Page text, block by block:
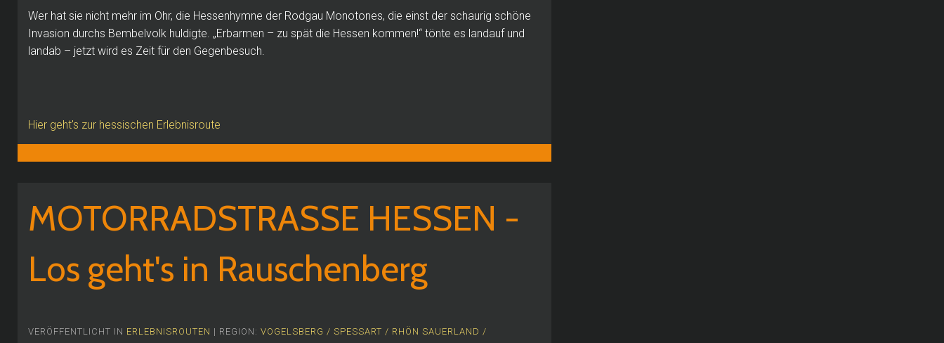
Wer hat sie nicht mehr im Ohr, die Hessenhymne der Rodgau Monotones, die einst der schaurig schöne
Invasion durchs Bembelvolk huldigte. „Erbarmen – zu spät die Hessen kommen!“ tönte es landauf und
landab – jetzt wird es Zeit für den Gegenbesuch.
Hier geht's zur hessischen Erlebnisroute
MOTORRADSTRASSE HESSEN -
Los geht's in Rauschenberg
VERÖFFENTLICHT IN ERLEBNISROUTEN | REGION: VOGELSBERG / SPESSART / RHÖN SAUERLAND /